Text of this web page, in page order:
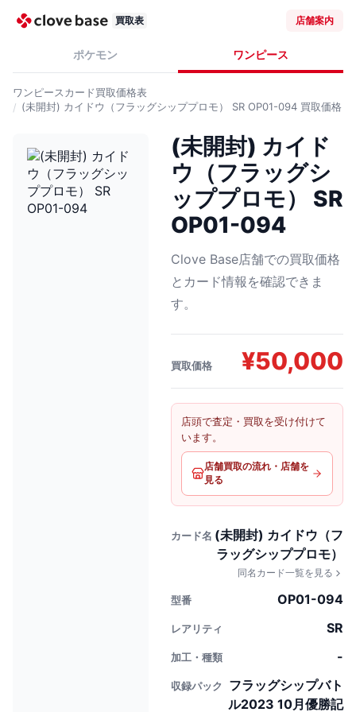
買取表 店舗案内
ポケモン ワンピース
ワンピースカード買取価格表
(未開封) カイドウ（フラッグシッププロモ） SR OP01-094 買取価格
(未開封) カイド
ウ（フラッグシ
ッププロモ） SR
OP01-094
Clove Base店舗での買取価格
とカード情報を確認できま
す。
買取価格 ¥50,000
店頭で査定・買取を受け付けて
います。
店舗買取の流れ・店舗を
見る
カード名 (未開封) カイドウ（フ
ラッグシッププロモ）
同名カード一覧を見る
型番 OP01-094
レアリティ SR
加工・種類 -
収録パック
フラッグシップバト
ル2023 10月優勝記